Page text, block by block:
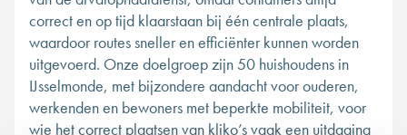
correct en op tijd klaarstaan bij één centrale plaats,
waardoor routes sneller en efficiënter kunnen worden
uitgevoerd. Onze doelgroep zijn 50 huishoudens in
IJsselmonde, met bijzondere aandacht voor ouderen,
werkenden en bewoners met beperkte mobiliteit, voor
wie het correct plaatsen van kliko’s vaak een uitdaging